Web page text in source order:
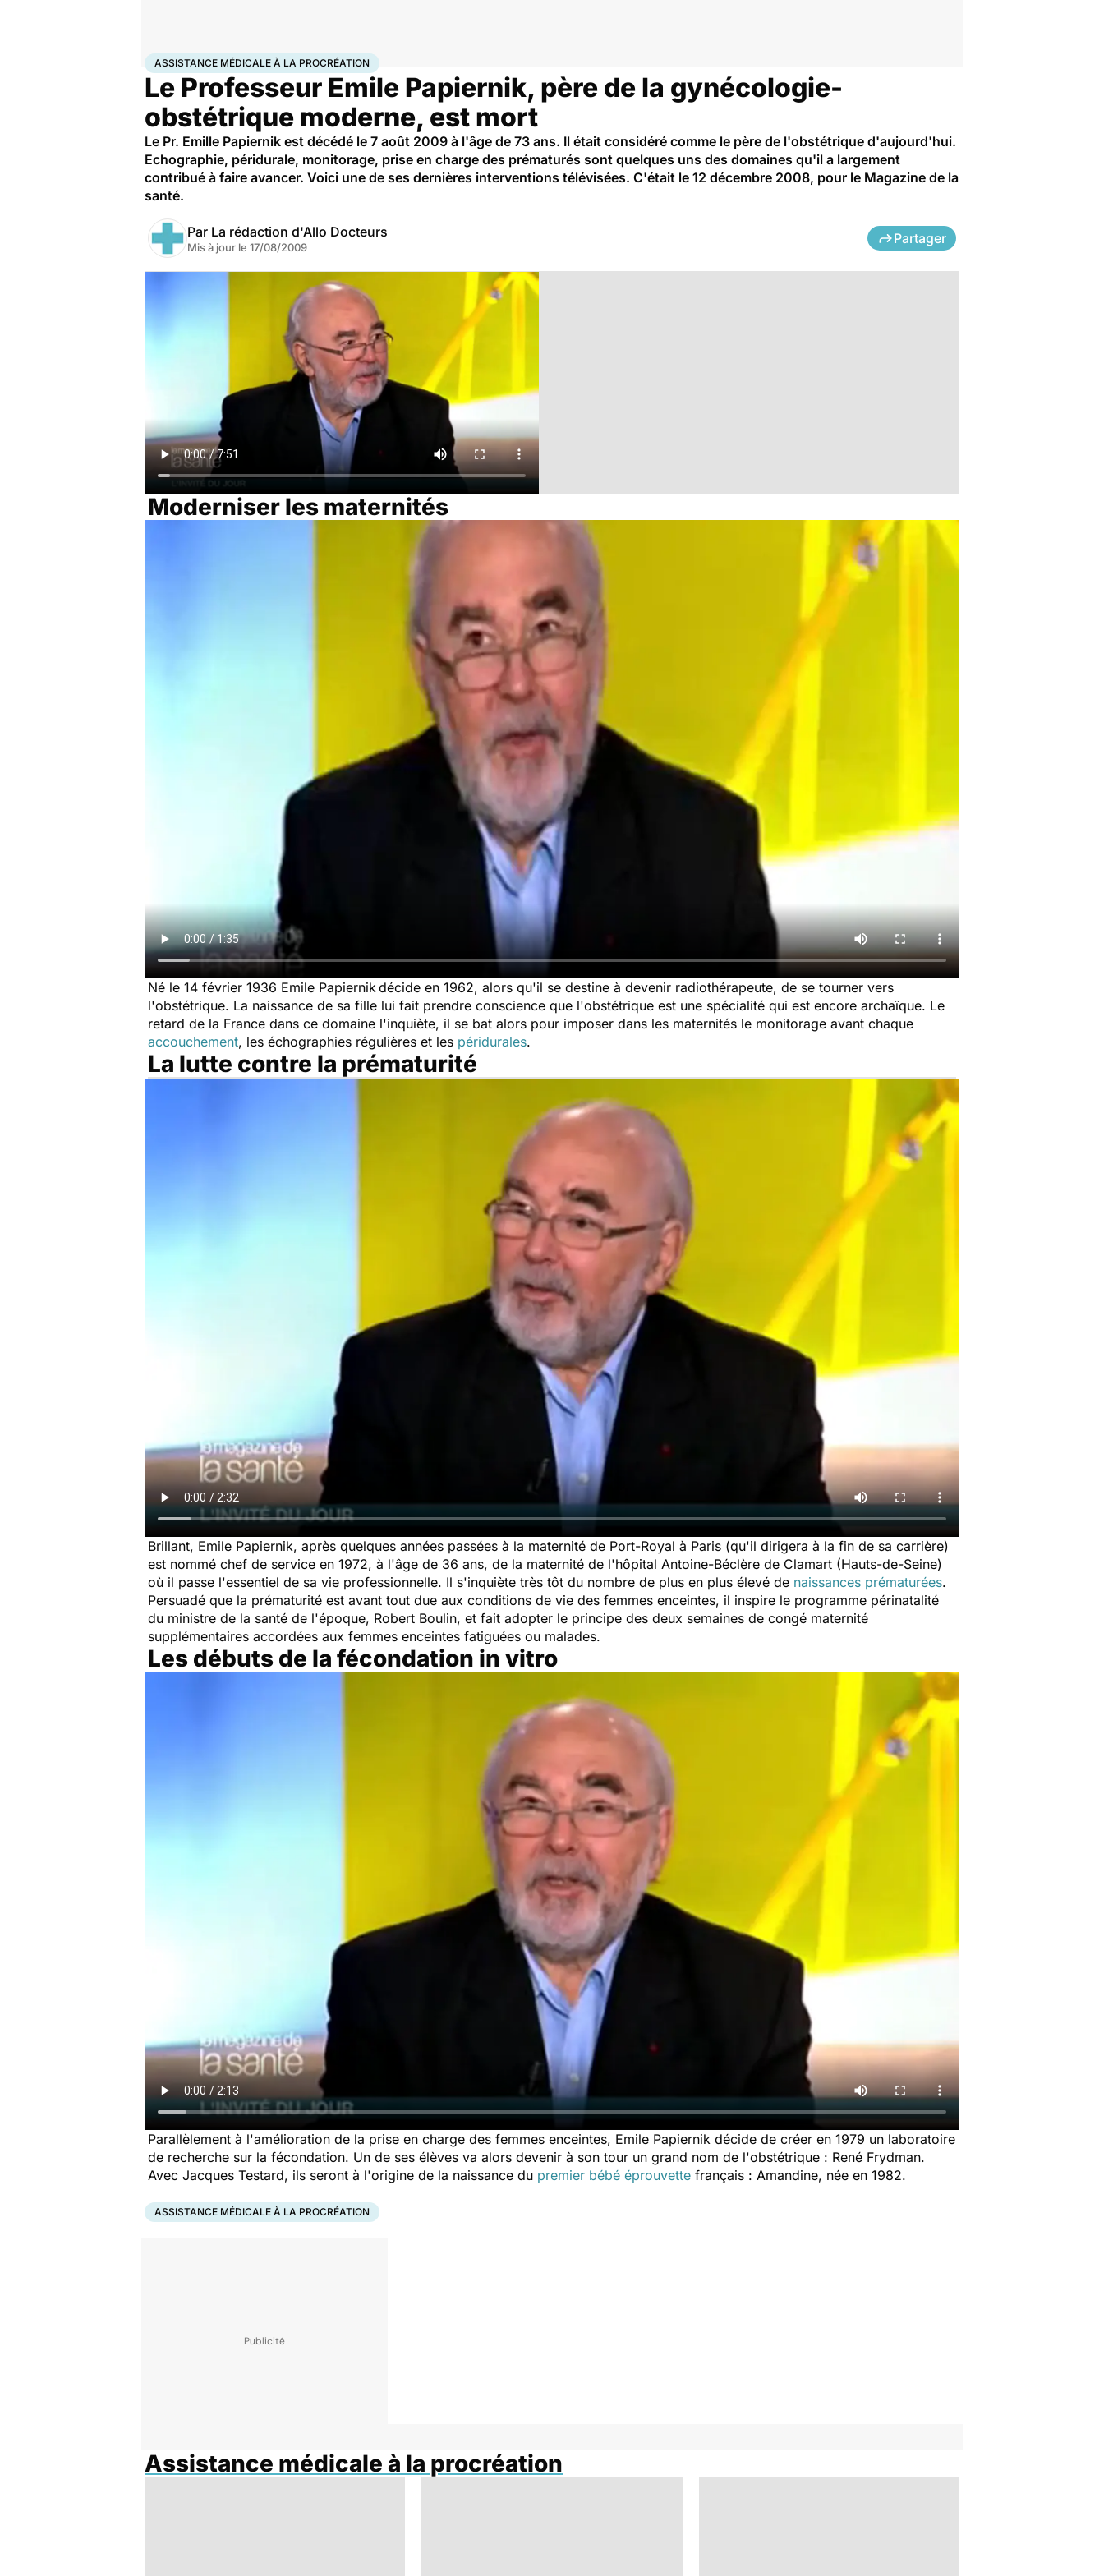
AccueilFamilleProcréation Assistance médicale à la procréation
ASSISTANCE MÉDICALE À LA PROCRÉATION
Le Professeur Emile Papiernik, père de la gynécologie-
obstétrique moderne, est mort
Le Pr. Emille Papiernik est décédé le 7 août 2009 à l'âge de 73 ans. Il était considéré comme le père de l'obstétrique d'aujourd'hui.
Echographie, péridurale, monitorage, prise en charge des prématurés sont quelques uns des domaines qu'il a largement
contribué à faire avancer. Voici une de ses dernières interventions télévisées. C'était le 12 décembre 2008, pour le Magazine de la
santé.
Par La rédaction d'Allo Docteurs
Mis à jour le 17/08/2009
Partager
Moderniser les maternités
Né le 14 février 1936 Emile Papiernik décide en 1962, alors qu'il se destine à devenir radiothérapeute, de se tourner vers
l'obstétrique. La naissance de sa fille lui fait prendre conscience que l'obstétrique est une spécialité qui est encore archaïque. Le
retard de la France dans ce domaine l'inquiète, il se bat alors pour imposer dans les maternités le monitorage avant chaque
accouchement, les échographies régulières et les péridurales.
La lutte contre la prématurité
Brillant, Emile Papiernik, après quelques années passées à la maternité de Port-Royal à Paris (qu'il dirigera à la fin de sa carrière)
est nommé chef de service en 1972, à l'âge de 36 ans, de la maternité de l'hôpital Antoine-Béclère de Clamart (Hauts-de-Seine)
où il passe l'essentiel de sa vie professionnelle. Il s'inquiète très tôt du nombre de plus en plus élevé de naissances prématurées.
Persuadé que la prématurité est avant tout due aux conditions de vie des femmes enceintes, il inspire le programme périnatalité
du ministre de la santé de l'époque, Robert Boulin, et fait adopter le principe des deux semaines de congé maternité
supplémentaires accordées aux femmes enceintes fatiguées ou malades.
Les débuts de la fécondation in vitro
Parallèlement à l'amélioration de la prise en charge des femmes enceintes, Emile Papiernik décide de créer en 1979 un laboratoire
de recherche sur la fécondation. Un de ses élèves va alors devenir à son tour un grand nom de l'obstétrique : René Frydman.
Avec Jacques Testard, ils seront à l'origine de la naissance du premier bébé éprouvette français : Amandine, née en 1982.
ASSISTANCE MÉDICALE À LA PROCRÉATION
Assistance médicale à la procréation